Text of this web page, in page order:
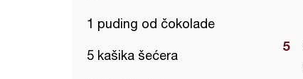
1 puding od čokolade
5 kašika šećera